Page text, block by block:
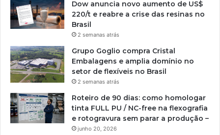
Dow anuncia novo aumento de US$
220/t e reabre a crise das resinas no
Brasil
2 semanas atrás
Grupo Goglio compra Cristal
Embalagens e amplia domínio no
setor de flexíveis no Brasil
2 semanas atrás
Roteiro de 90 dias: como homologar
tinta FULL PU / NC-free na flexografia
e rotogravura sem parar a produção –
junho 20, 2026